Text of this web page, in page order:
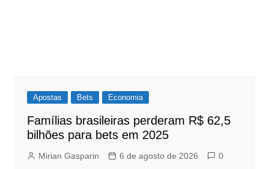
Apostas Bets Economia
Famílias brasileiras perderam R$ 62,5
bilhões para bets em 2025
Mirian Gasparin 6 de agosto de 2026 0